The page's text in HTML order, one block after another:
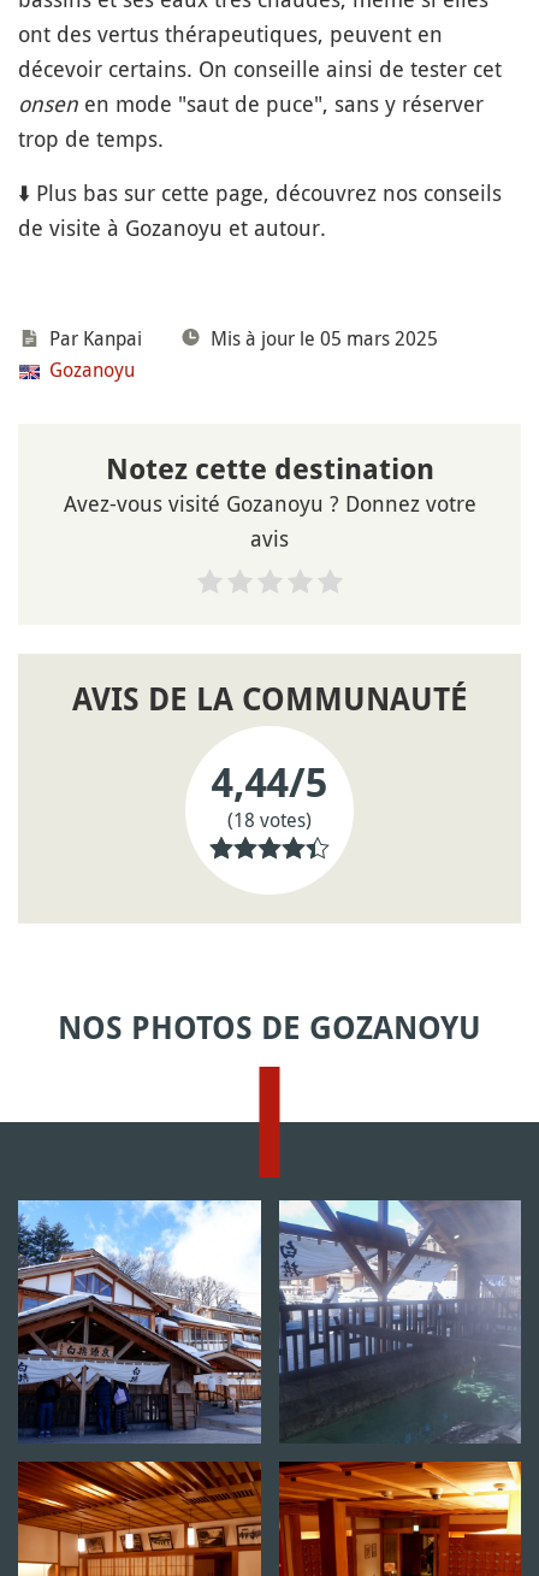
ont des vertus thérapeutiques, peuvent en
décevoir certains. On conseille ainsi de tester cet
onsen en mode "saut de puce", sans y réserver
trop de temps.
⬇️ Plus bas sur cette page, découvrez nos conseils
de visite à Gozanoyu et autour.
Par Kanpai
Mis à jour le 05 mars 2025
Gozanoyu
Notez cette destination
Avez-vous visité Gozanoyu ? Donnez votre
avis
AVIS DE LA COMMUNAUTÉ
4,44/5
(18 votes)
NOS PHOTOS DE GOZANOYU